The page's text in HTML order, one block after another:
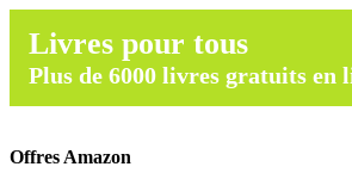
Livres pour tous
Plus de 6000 livres gratuits en
Offres Amazon